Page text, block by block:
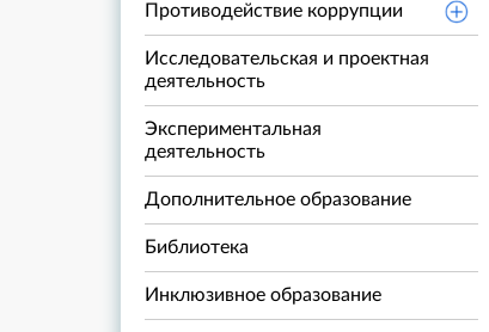
Противодействие коррупции
Исследовательская и проектная
деятельность
Экспериментальная
деятельность
Дополнительное образование
Библиотека
Инклюзивное образование